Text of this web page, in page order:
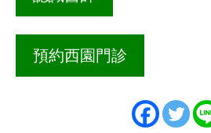
預約西園門診